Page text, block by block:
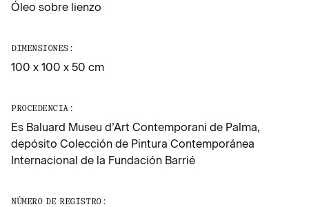
Óleo sobre lienzo
DIMENSIONES:
100 x 100 x 50 cm
PROCEDENCIA:
Es Baluard Museu d’Art Contemporani de Palma,
depósito Colección de Pintura Contemporánea
Internacional de la Fundación Barrié
NÚMERO DE REGISTRO: